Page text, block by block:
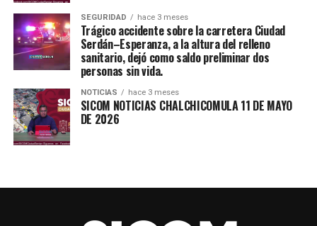
SEGURIDAD hace 3 meses
Trágico accidente sobre la carretera Ciudad
Serdán–Esperanza, a la altura del relleno
sanitario, dejó como saldo preliminar dos
personas sin vida.
NOTICIAS hace 3 meses
SICOM NOTICIAS CHALCHICOMULA 11 DE MAYO
DE 2026